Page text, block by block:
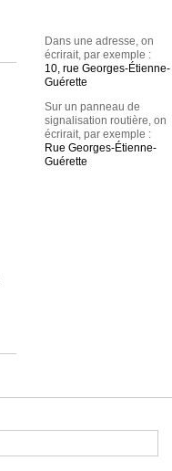
Dans une adresse, on
écrirait, par exemple :
10, rue Georges-Étienne-
Guérette
Sur un panneau de
signalisation routière, on
écrirait, par exemple :
Rue Georges-Étienne-
Guérette